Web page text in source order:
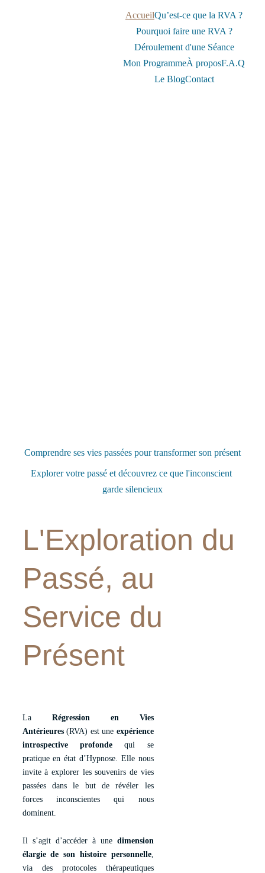
AccueilQu’est-ce que la RVA ?
Pourquoi faire une RVA ?
Déroulement d'une Séance
Mon ProgrammeÀ proposF.A.Q
Le BlogContact
Comprendre ses vies passées pour transformer son présent
Explorer votre passé et découvrez ce que l'inconscient
garde silencieux
L'Exploration du
Passé, au
Service du
Présent
La Régression en Vies
Antérieures(RVA) est une expérience
introspective profondequi se
pratique en état d’Hypnose. Elle nous
invite à explorer les souvenirs de vies
passées dans le but de révéler les
forces inconscientes qui nous
dominent.
Il s’agit d’accéder à une dimension
élargie de son histoire personnelle,
via des protocoles thérapeutiques